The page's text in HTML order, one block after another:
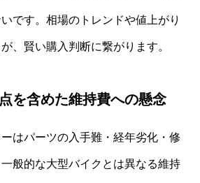
です。相場のトレンドや値上がり
、賢い購入判断に繋がります。
を含めた維持費への懸念
はパーツの入手難・経年劣化・修
般的な大型バイクとは異なる維持